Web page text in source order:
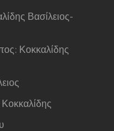
Βασίλειος-
Κοκκαλίδης